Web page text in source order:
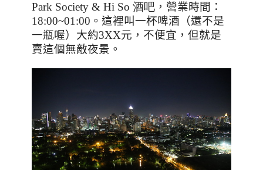
Park Society & Hi So 酒吧 ，營業時間：
18:00~01:00 。這裡叫一杯啤酒（還不是
一瓶喔）大約3XX元，不便宜，但就是
賣這個無敵夜景。